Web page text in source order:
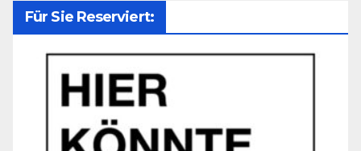
Für Sie Reserviert: